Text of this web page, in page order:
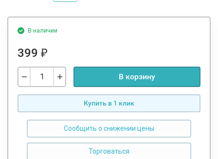
В наличии
399 ₽
В корзину
Купить в 1 клик
Сообщить о снижении цены